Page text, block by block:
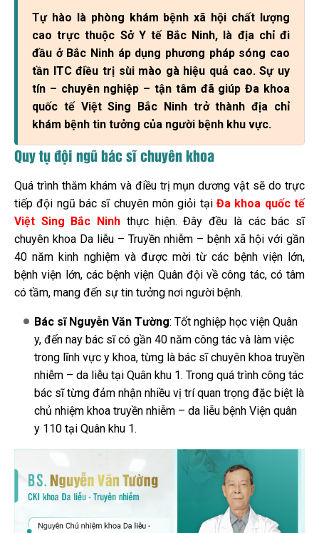
Tự hào là phòng khám bệnh xã hội chất lượng
cao trực thuộc Sở Y tế Bắc Ninh, là địa chỉ đi
đầu ở Bắc Ninh áp dụng phương pháp sóng cao
tần ITC điều trị sùi mào gà hiệu quả cao. Sự uy
tín – chuyên nghiệp – tận tâm đã giúp Đa khoa
quốc tế Việt Sing Bắc Ninh trở thành địa chỉ
khám bệnh tin tưởng của người bệnh khu vực.
Quy tụ đội ngũ bác sĩ chuyên khoa
Quá trình thăm khám và điều trị mụn dương vật sẽ do trực
tiếp đội ngũ bác sĩ chuyên môn giỏi tại Đa khoa quốc tế
Việt Sing Bắc Ninh thực hiện. Đây đều là các bác sĩ
chuyên khoa Da liễu – Truyền nhiễm – bệnh xã hội với gần
40 năm kinh nghiệm và được mời từ các bệnh viện lớn,
bệnh viện lớn, các bệnh viện Quân đội về công tác, có tâm
có tầm, mang đến sự tin tưởng nơi người bệnh.
Bác sĩ Nguyễn Văn Tường: Tốt nghiệp học viện Quân
y, đến nay bác sĩ có gần 40 năm công tác và làm việc
trong lĩnh vực y khoa, từng là bác sĩ chuyên khoa truyền
nhiễm – da liễu tại Quân khu 1. Trong quá trình công tác
bác sĩ từng đảm nhận nhiều vị trí quan trọng đặc biệt là
chủ nhiệm khoa truyền nhiễm – da liễu bệnh Viện quân
y 110 tại Quân khu 1.